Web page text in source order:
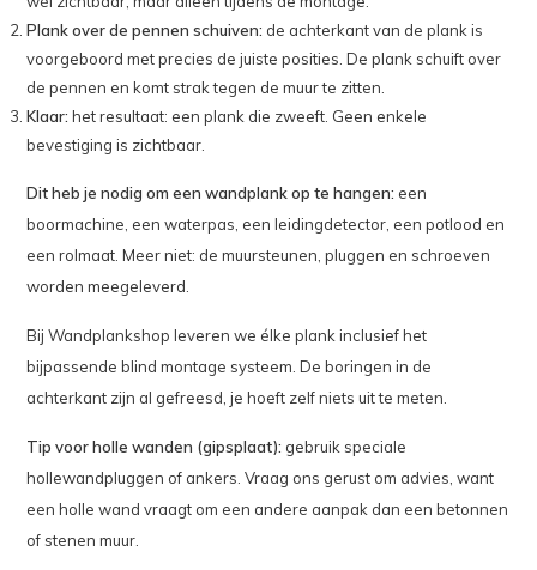
Plank over de pennen schuiven: de achterkant van de plank is
voorgeboord met precies de juiste posities. De plank schuift over
de pennen en komt strak tegen de muur te zitten.
Klaar: het resultaat: een plank die zweeft. Geen enkele
bevestiging is zichtbaar.
Dit heb je nodig om een wandplank op te hangen: een
boormachine, een waterpas, een leidingdetector, een potlood en
een rolmaat. Meer niet: de muursteunen, pluggen en schroeven
worden meegeleverd.
Bij Wandplankshop leveren we élke plank inclusief het
bijpassende blind montage systeem. De boringen in de
achterkant zijn al gefreesd, je hoeft zelf niets uit te meten.
Tip voor holle wanden (gipsplaat): gebruik speciale
hollewandpluggen of ankers. Vraag ons gerust om advies, want
een holle wand vraagt om een andere aanpak dan een betonnen
of stenen muur.